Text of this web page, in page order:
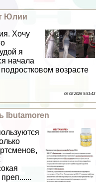
Юлии
Хочу
я
начала
возрасте
06 08 2026 5:51:43
Ibutamoren